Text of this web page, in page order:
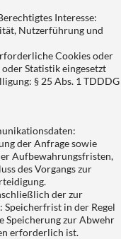
Interesse:
Nutzerführung und
Cookies oder
Statistik eingesetzt
§ 25 Abs. 1 TDDDG
der Anfrage sowie
Aufbewahrungsfristen,
des Vorgangs zur
der zur
Speicherfrist in der Regel
Speicherung zur Abwehr
erforderlich ist.